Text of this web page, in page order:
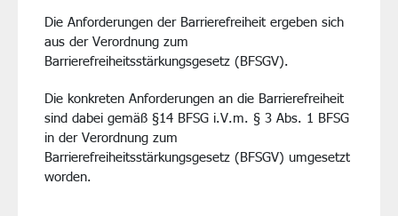
Die Anforderungen der Barrierefreiheit ergeben sich
aus der Verordnung zum
Barrierefreiheitsstärkungsgesetz (BFSGV).
Die konkreten Anforderungen an die Barrierefreiheit
sind dabei gemäß §14 BFSG i.V.m. § 3 Abs. 1 BFSG
in der Verordnung zum
Barrierefreiheitsstärkungsgesetz (BFSGV) umgesetzt
worden.